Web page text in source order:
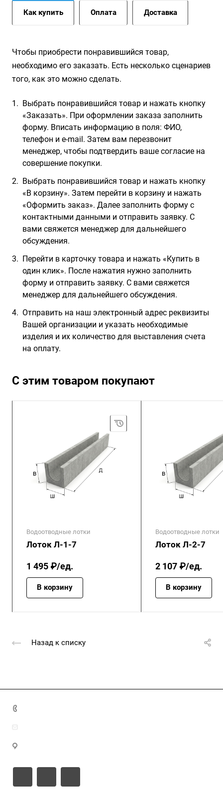
Как купить Оплата Доставка
Чтобы приобрести понравившийся товар,
необходимо его заказать. Есть несколько сценариев
того, как это можно сделать.
Выбрать понравившийся товар и нажать кнопку
«Заказать». При оформлении заказа заполнить
форму. Вписать информацию в поля: ФИО,
телефон и e-mail. Затем вам перезвонит
менеджер, чтобы подтвердить ваше согласие на
совершение покупки.
Выбрать понравившийся товар и нажать кнопку
«В корзину». Затем перейти в корзину и нажать
«Оформить заказ». Далее заполнить форму с
контактными данными и отправить заявку. С
вами свяжется менеджер для дальнейшего
обсуждения.
Перейти в карточку товара и нажать «Купить в
один клик». После нажатия нужно заполнить
форму и отправить заявку. С вами свяжется
менеджер для дальнейшего обсуждения.
Отправить на наш электронный адрес реквизиты
Вашей организации и указать необходимые
изделия и их количество для выставления счета
на оплату.
С этим товаром покупают
Водоотводные лотки
Лоток Л-1-7
1 495 ₽/ед.
В корзину
Водоотводные лотки
Лоток Л-2-7
2 107 ₽/ед.
В корзину
Назад к списку